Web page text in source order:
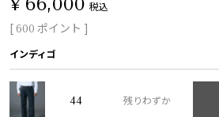
税込
[600 ポイント ]
インディゴ
44 残りわずか